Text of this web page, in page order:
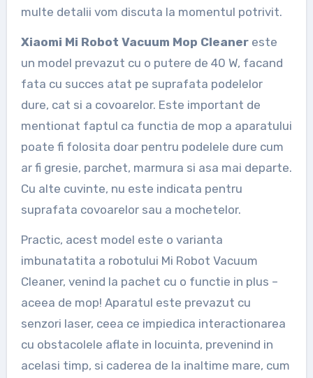
multe detalii vom discuta la momentul potrivit.
Xiaomi Mi Robot Vacuum Mop Cleaner este
un model prevazut cu o putere de 40 W, facand
fata cu succes atat pe suprafata podelelor
dure, cat si a covoarelor. Este important de
mentionat faptul ca functia de mop a aparatului
poate fi folosita doar pentru podelele dure cum
ar fi gresie, parchet, marmura si asa mai departe.
Cu alte cuvinte, nu este indicata pentru
suprafata covoarelor sau a mochetelor.
Practic, acest model este o varianta
imbunatatita a robotului Mi Robot Vacuum
Cleaner, venind la pachet cu o functie in plus –
aceea de mop! Aparatul este prevazut cu
senzori laser, ceea ce impiedica interactionarea
cu obstacolele aflate in locuinta, prevenind in
acelasi timp, si caderea de la inaltime mare, cum